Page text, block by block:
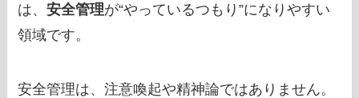
は、安全管理が“やっているつもり”になりやすい
領域です。
安全管理は、注意喚起や精神論ではありません。